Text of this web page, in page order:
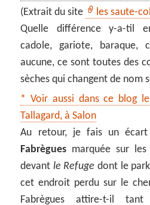
(Extrait du site les saute-
Quelle différence y-a-til
cadole, gariote, baraque,
aucune, ce sont toutes des
sèches qui changent de nom
* Voir aussi dans ce blog
Tallagard, à Salon
Au retour, je fais un
Fabrègues marquée sur
devant le Refuge dont le
cet endroit perdu sur le
Fabrègues attire-t-il